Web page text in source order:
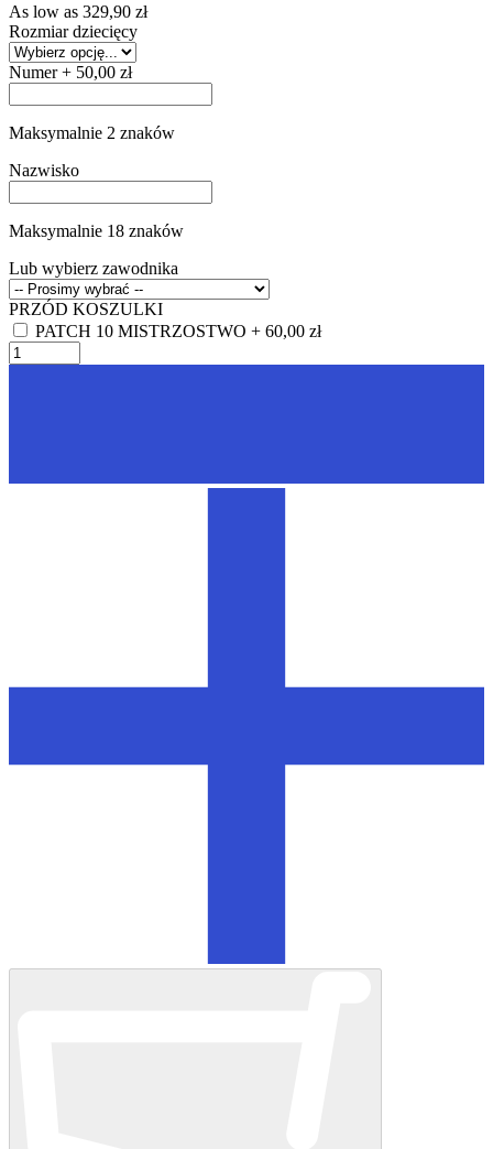
As low as 329,90 zł
Rozmiar dziecięcy
Numer + 50,00 zł
Maksymalnie 2 znaków
Nazwisko
Maksymalnie 18 znaków
Lub wybierz zawodnika
PRZÓD KOSZULKI
PATCH 10 MISTRZOSTWO + 60,00 zł